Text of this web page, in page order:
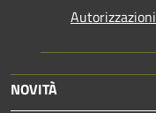
Autorizzazioni
NOVITÀ